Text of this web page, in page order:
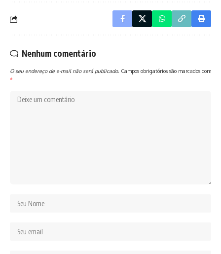
Nenhum comentário
O seu endereço de e-mail não será publicado. Campos obrigatórios são marcados com
*